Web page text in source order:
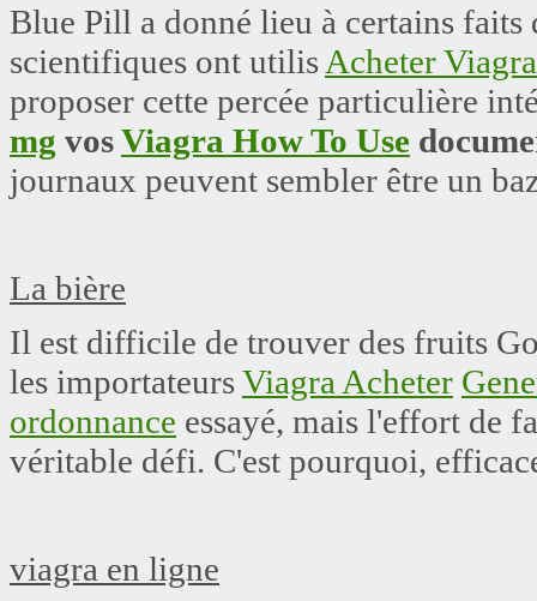
Blue Pill a donné lieu à certains
scientifiques ont utilis Acheter
proposer cette percée particulière
mg vosViagra How To Use
journaux peuvent sembler être un
La bière
Il est difficile de trouver des fruits
les importateursViagra Acheter
ordonnance essayé, mais l'effort de
véritable défi. C'est pourquoi,
viagra en ligne